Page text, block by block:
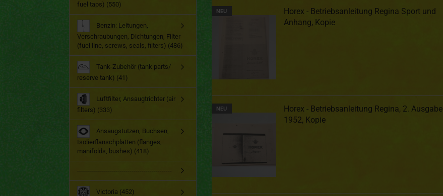
NEU
Horex - Betriebsanleitung Regina Sport und
Anhang, Kopie
NEU
Horex - Betriebsanleitung Regina, 2. Ausgabe
1952, Kopie
fuel taps) (550)
Benzin: Leitungen,
Verschraubungen, Dichtungen, Filter
(fuel line, screws, seals, filters) (486)
Tank-Zubehör (tank parts/
reserve tank) (41)
Luftfilter, Ansaugtrichter (air
filters) (333)
Ansaugstutzen, Buchsen,
Isolierflanschplatten (flanges,
manifolds, bushes) (418)
-----------------------------------------------
Victoria (452)